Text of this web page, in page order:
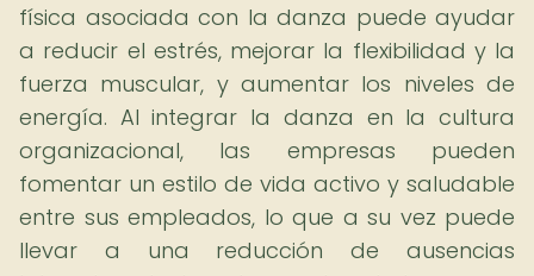
física asociada con la danza puede ayudar
a reducir el estrés, mejorar la flexibilidad y la
fuerza muscular, y aumentar los niveles de
energía. Al integrar la danza en la cultura
organizacional, las empresas pueden
fomentar un estilo de vida activo y saludable
entre sus empleados, lo que a su vez puede
llevar a una reducción de ausencias